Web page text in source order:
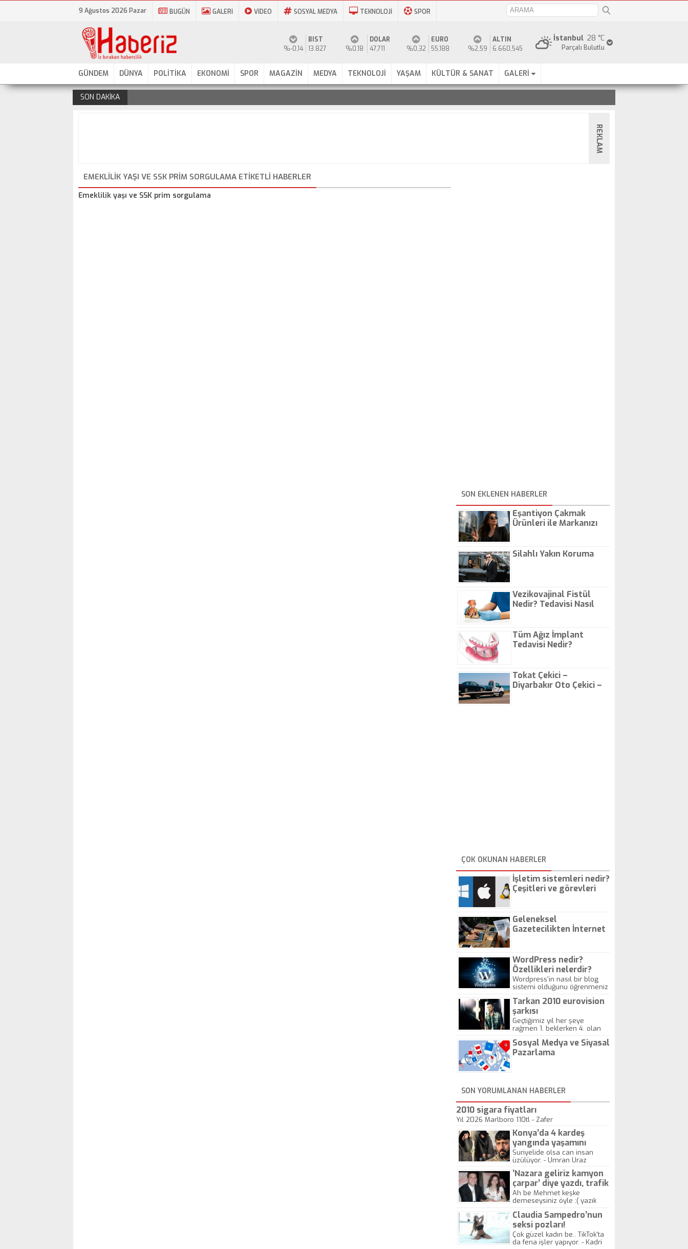
9 Ağustos 2026 Pazar BUGÜN GALERİ VİDEO SOSYAL MEDYA TEKNOLOJİ SPOR
28 °C
İstanbul
Parçalı Bulutlu
%-0,14
BIST
13.827
%0,18
DOLAR
47,711
%0,32
EURO
55,188
%2,59
ALTIN
6.660,545
GÜNDEM DÜNYA POLİTİKA EKONOMİ SPOR MAGAZİN MEDYA TEKNOLOJİ YAŞAM KÜLTÜR & SANAT GALERİ
SON DAKİKA
REKLAM
EMEKLILIK YAŞI VE SSK PRIM SORGULAMA ETIKETLI HABERLER
Emeklilik yaşı ve SSK prim sorgulama
SON EKLENEN HABERLER
Eşantiyon Çakmak
Ürünleri ile Markanızı
Silahlı Yakın Koruma
Vezikovajinal Fistül
Nedir? Tedavisi Nasıl
Tüm Ağız İmplant
Tedavisi Nedir?
Tokat Çekici –
Diyarbakır Oto Çekici –
ÇOK OKUNAN HABERLER
İşletim sistemleri nedir?
Çeşitleri ve görevleri
Geleneksel
Gazetecilikten İnternet
WordPress nedir?
Özellikleri nelerdir?
Wordpress'in nasıl bir blog
sistemi olduğunu öğrenmeniz
Tarkan 2010 eurovision
şarkısı
Geçtiğimiz yıl her şeye
rağmen 1. beklerken 4. olan
gösterisinin bu yarışmada
önemli olmadığını anlamıştır.
Sosyal Medya ve Siyasal
Pazarlama
SON YORUMLANAN HABERLER
2010 sigara fiyatları
Yıl 2026 Marlboro 110tl - Zafer
Konya’da 4 kardeş
yangında yaşamını
yitirdi
Suriyelide olsa can insan
üzülüyor. - Umran Uraz
’Nazara geliriz kamyon
çarpar’ diye yazdı, trafik
kazasında öldü!
Ah be Mehmet keşke
demeseysiniz öyle :( yazık
Claudia Sampedro’nun
seksi pozları!
Çok güzel kadın be.. TikTok'ta
da fena işler yapıyor. - Kadri